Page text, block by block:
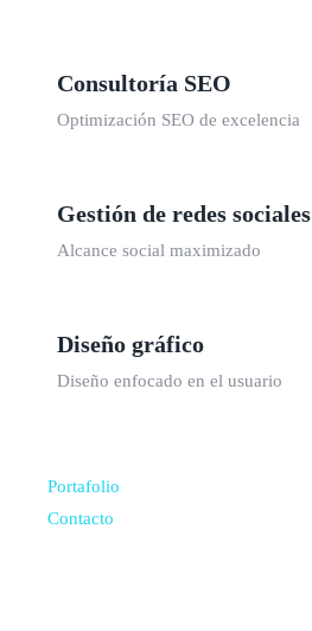
Consultoría SEO
Optimización SEO de excelencia
Gestión de redes sociales
Alcance social maximizado
Diseño gráfico
Diseño enfocado en el usuario
Portafolio
Contacto